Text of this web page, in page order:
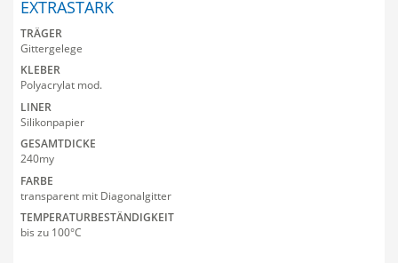
EXTRASTARK
TRÄGER
Gittergelege
KLEBER
Polyacrylat mod.
LINER
Silikonpapier
GESAMTDICKE
240my
FARBE
transparent mit Diagonalgitter
TEMPERATURBESTÄNDIGKEIT
bis zu 100°C